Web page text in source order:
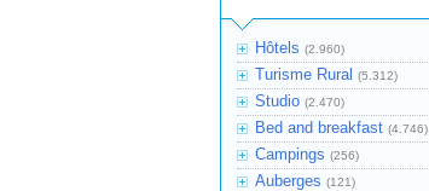
Hôtels (2.960)
Turisme Rural (5.312)
Studio (2.470)
Bed and breakfast (4.746)
Campings (256)
Auberges (121)